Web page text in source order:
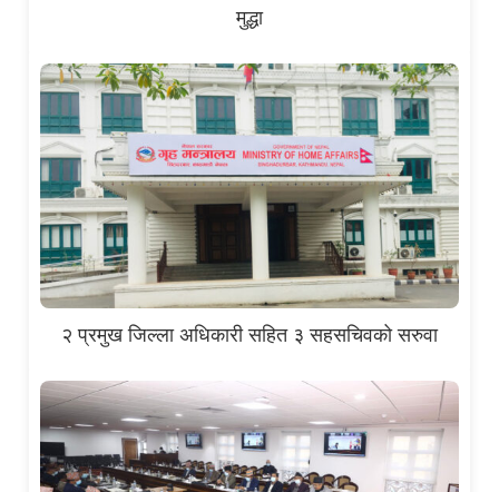
मुद्धा
२ प्रमुख जिल्ला अधिकारी सहित ३ सहसचिवको सरुवा